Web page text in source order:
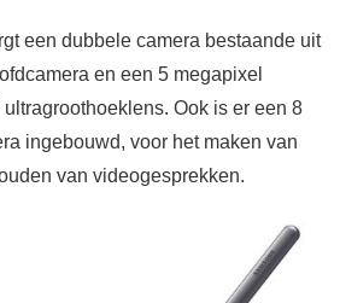
een dubbele camera bestaande uit
en een 5 megapixel
ultragroothoeklens. Ook is er een 8
ingebouwd, voor het maken van
van videogesprekken.